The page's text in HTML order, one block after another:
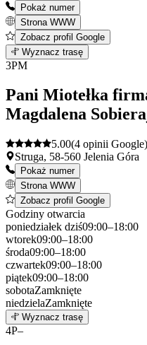
Pokaż numer
Strona WWW
Zobacz profil Google
+
Wyznacz trasę
3PM
Pani Miotełka
Magdalena
5.00(4 opinii Google)
Struga, 58-560 Jelenia Góra
Pokaż numer
Strona WWW
Zobacz profil Google
Godziny otwarcia
poniedziałek dziś09:00–18:00
wtorek09:00–18:00
środa09:00–18:00
czwartek09:00–18:00
piątek09:00–18:00
sobotaZamknięte
niedzielaZamknięte
+
Wyznacz trasę
4P–